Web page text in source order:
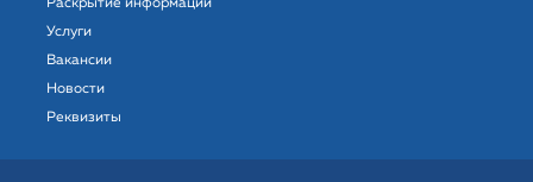
Раскрытие информации
Услуги
Вакансии
Новости
Реквизиты